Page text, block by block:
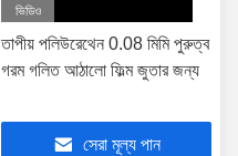
ভিডিও
তাপীয় পলিউরেথেন 0.08 মিমি পুরুত্ব
গরম গলিত আঠালো ফিল্ম জুতার জন্য
সেরা মূল্য পান